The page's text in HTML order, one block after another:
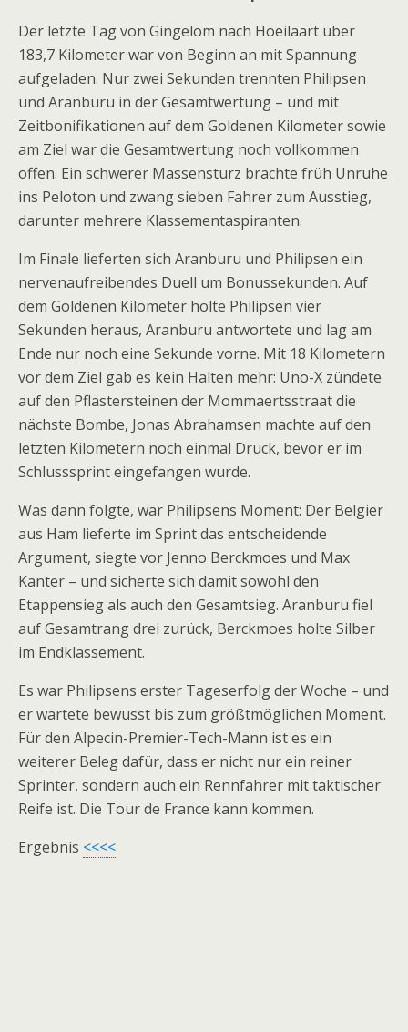
Der letzte Tag von Gingelom nach Hoeilaart über
183,7 Kilometer war von Beginn an mit Spannung
aufgeladen. Nur zwei Sekunden trennten Philipsen
und Aranburu in der Gesamtwertung – und mit
Zeitbonifikationen auf dem Goldenen Kilometer sowie
am Ziel war die Gesamtwertung noch vollkommen
offen. Ein schwerer Massensturz brachte früh Unruhe
ins Peloton und zwang sieben Fahrer zum Ausstieg,
darunter mehrere Klassementaspiranten.
Im Finale lieferten sich Aranburu und Philipsen ein
nervenaufreibendes Duell um Bonussekunden. Auf
dem Goldenen Kilometer holte Philipsen vier
Sekunden heraus, Aranburu antwortete und lag am
Ende nur noch eine Sekunde vorne. Mit 18 Kilometern
vor dem Ziel gab es kein Halten mehr: Uno-X zündete
auf den Pflastersteinen der Mommaertsstraat die
nächste Bombe, Jonas Abrahamsen machte auf den
letzten Kilometern noch einmal Druck, bevor er im
Schlusssprint eingefangen wurde.
Was dann folgte, war Philipsens Moment: Der Belgier
aus Ham lieferte im Sprint das entscheidende
Argument, siegte vor Jenno Berckmoes und Max
Kanter – und sicherte sich damit sowohl den
Etappensieg als auch den Gesamtsieg. Aranburu fiel
auf Gesamtrang drei zurück, Berckmoes holte Silber
im Endklassement.
Es war Philipsens erster Tageserfolg der Woche – und
er wartete bewusst bis zum größtmöglichen Moment.
Für den Alpecin-Premier-Tech-Mann ist es ein
weiterer Beleg dafür, dass er nicht nur ein reiner
Sprinter, sondern auch ein Rennfahrer mit taktischer
Reife ist. Die Tour de France kann kommen.
Ergebnis <<<<